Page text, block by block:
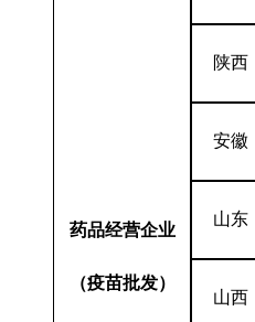
药品经营企业
（疫苗批发）
陕西
安徽
山东
山西